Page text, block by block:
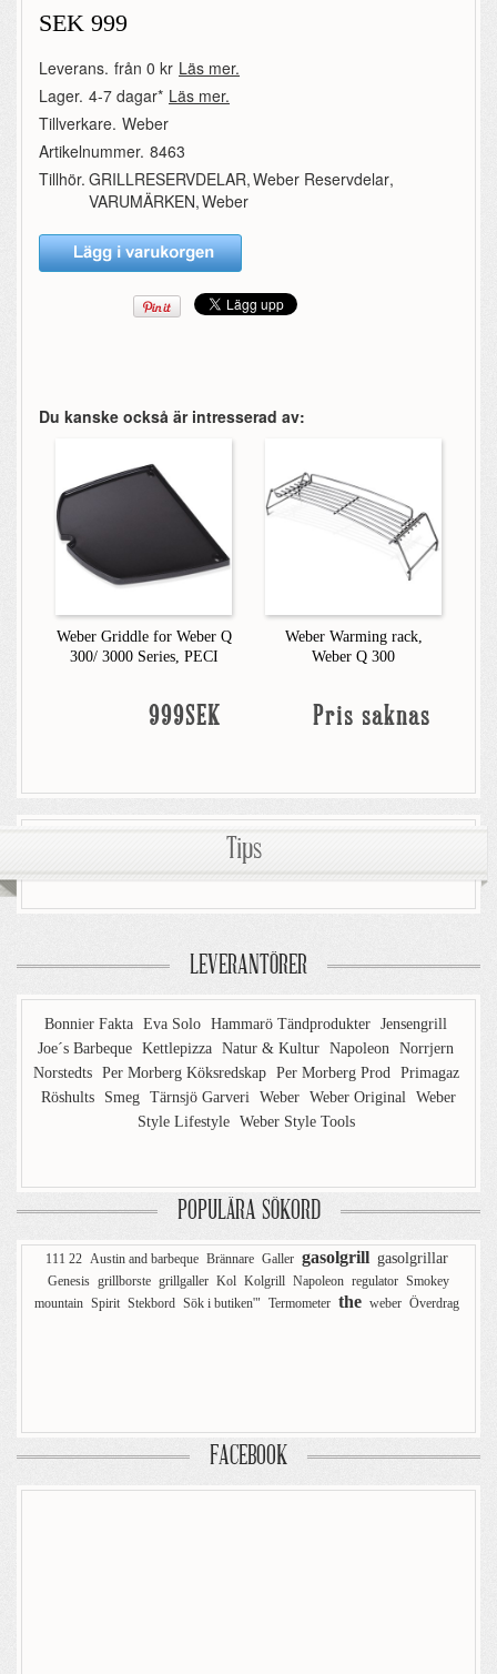
SEK 999
Leverans. från 0 kr Läs mer.
Lager. 4-7 dagar* Läs mer.
Tillverkare. Weber
Artikelnummer. 8463
Tillhör. GRILLRESERVDELAR,Weber Reservdelar,
VARUMÄRKEN,Weber
Du kanske också är intresserad av:
Weber Griddle for Weber Q
300/ 3000 Series, PECI
999SEK
Weber Warming rack,
Weber Q 300
Pris saknas
Tips
LEVERANTÖRER
Bonnier Fakta Eva Solo Hammarö Tändprodukter Jensengrill
Joe´s Barbeque Kettlepizza Natur & Kultur Napoleon Norrjern
Norstedts Per Morberg Köksredskap Per Morberg Prod Primagaz
Röshults
Smeg Tärnsjö Garveri Weber Weber Original Weber
Style Lifestyle Weber Style Tools
POPULÄRA SÖKORD
111 22 Austin and barbeque Brännare Galler gasolgrill gasolgrillar
Genesis grillborste grillgaller Kol Kolgrill Napoleon regulator Smokey
mountain Spirit Stekbord Sök i butiken'" Termometer the weber Överdrag
FACEBOOK